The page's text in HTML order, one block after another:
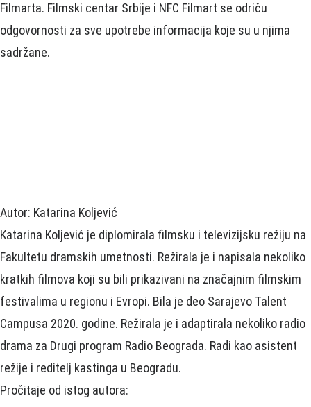
Filmarta. Filmski centar Srbije i NFC Filmart se odriču
odgovornosti za sve upotrebe informacija koje su u njima
sadržane.
Autor: Katarina Koljević
Katarina Koljević je diplomirala filmsku i televizijsku režiju na
Fakultetu dramskih umetnosti. Režirala je i napisala nekoliko
kratkih filmova koji su bili prikazivani na značajnim filmskim
festivalima u regionu i Evropi. Bila je deo Sarajevo Talent
Campusa 2020. godine. Režirala je i adaptirala nekoliko radio
drama za Drugi program Radio Beograda. Radi kao asistent
režije i reditelj kastinga u Beogradu.
Pročitaje od istog autora: